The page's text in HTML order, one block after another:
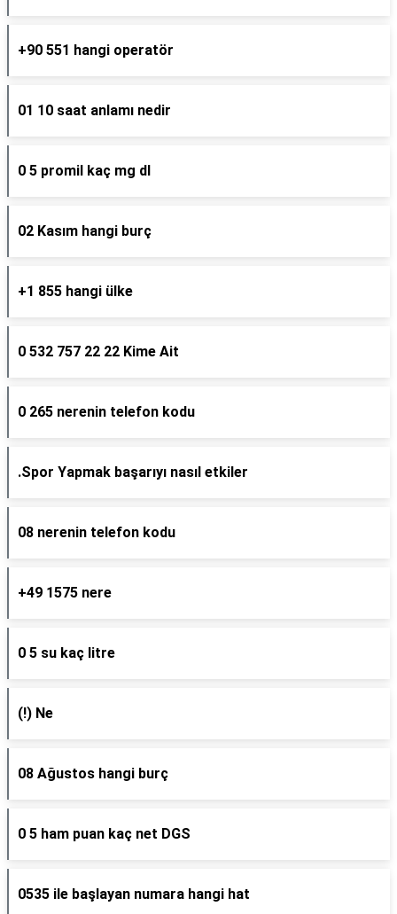
+90 551 hangi operatör
01 10 saat anlamı nedir
0 5 promil kaç mg dl
02 Kasım hangi burç
+1 855 hangi ülke
0 532 757 22 22 Kime Ait
0 265 nerenin telefon kodu
.Spor Yapmak başarıyı nasıl etkiler
08 nerenin telefon kodu
+49 1575 nere
0 5 su kaç litre
(!) Ne
08 Ağustos hangi burç
0 5 ham puan kaç net DGS
0535 ile başlayan numara hangi hat